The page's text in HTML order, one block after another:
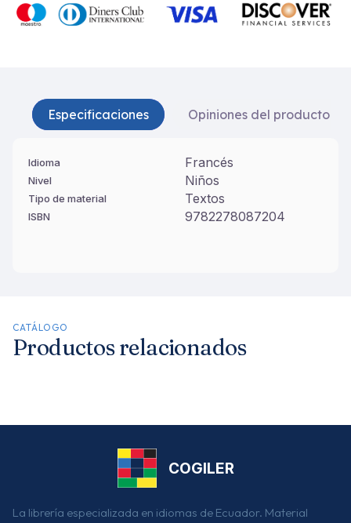
Especificaciones Opiniones del producto
Idioma Francés
Nivel Niños
Tipo de material Textos
ISBN 9782278087204
CATÁLOGO
Productos relacionados
COGILER
La librería especializada en idiomas de Ecuador. Material